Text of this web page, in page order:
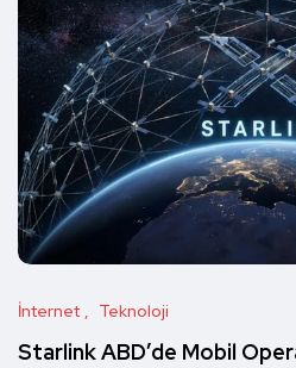
İnternet Teknoloji
Starlink ABD’de Mobil